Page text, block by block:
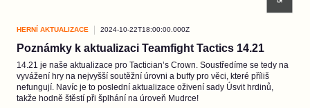
HERNÍ AKTUALIZACE 2024-10-22T18:00:00.000Z
Poznámky k aktualizaci Teamfight Tactics 14.21
14.21 je naše aktualizace pro Tactician’s Crown. Soustředíme se tedy na
vyvážení hry na nejvyšší soutěžní úrovni a buffy pro věci, které příliš
nefungují. Navíc je to poslední aktualizace oživení sady Úsvit hrdinů,
takže hodně štěstí při šplhání na úroveň Mudrce!